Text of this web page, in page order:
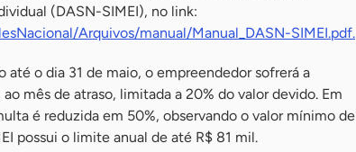
(DASN-SIMEI), no link:
Arquivos/manual/Manual_DASN-SIMEI.pdf.
até o dia 31 de maio, o empreendedor sofrerá a
mês de atraso, limitada a 20% do valor devido. Em
é reduzida em 50%, observando o valor mínimo de
possui o limite anual de até R$ 81 mil.